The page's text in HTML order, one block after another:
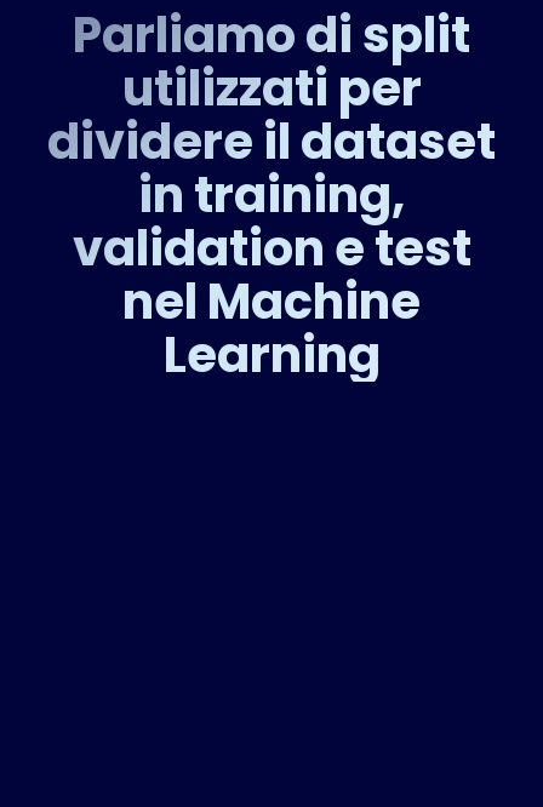
Parliamo di split
utilizzati per
dividere il dataset
in training,
validation e test
nel Machine
Learning